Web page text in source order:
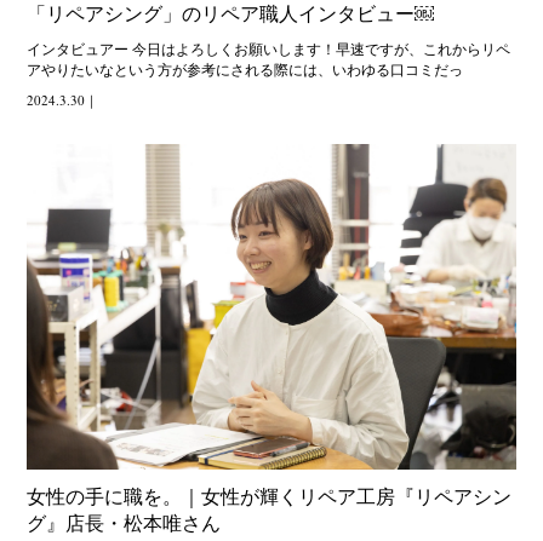
「リペアシング」のリペア職人インタビュー￼
インタビュアー 今日はよろしくお願いします！早速ですが、これからリペ
アやりたいなという方が参考にされる際には、いわゆる口コミだっ
2024.3.30 ｜
女性の手に職を。｜女性が輝くリペア工房『リペアシン
グ』店長・松本唯さん